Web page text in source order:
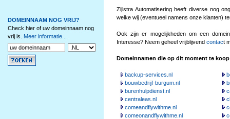
DOMEINNAAM NOG VRIJ?
Check hier of uw domeinnaam nog
vrij is. Meer informatie...
Zijlstra Automatisering heeft diverse nog
welke wij (eventueel namens onze klanten)
Ook zijn er mogelijkheden om een
Interesse? Neem geheel vrijblijvend contact
Domeinnamen die op dit moment te
backup-services.nl
bouwbedrijf-burgum.nl
burenhulpdienst.nl
centraleas.nl
comeandflywithme.nl
comeonandflywithme.nl